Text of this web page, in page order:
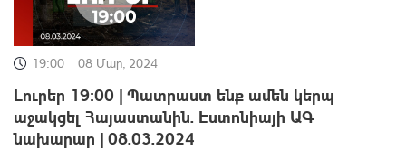
19:00 08 Մար, 2024
Լուրեր 19:00 | Պատրաստ ենք ամեն կերպ
աջակցել Հայաստանին. Էստոնիայի ԱԳ
նախարար | 08.03.2024